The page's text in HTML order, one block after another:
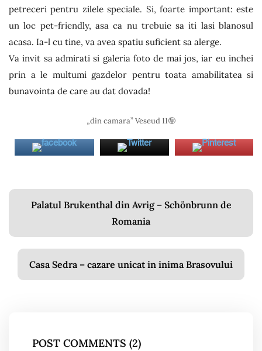
petreceri pentru zilele speciale. Si, foarte important: este
un loc pet-friendly, asa ca nu trebuie sa iti lasi blanosul
acasa. Ia-l cu tine, va avea spatiu suficient sa alerge.
Va invit sa admirati si galeria foto de mai jos, iar eu inchei
prin a le multumi gazdelor pentru toata amabilitatea si
bunavointa de care au dat dovada!
„din camara” Veseud 11🤪
Navigare
articole
Palatul Brukenthal din Avrig – Schönbrunn de
Romania
Casa Sedra – cazare unicat in inima Brasovului
POST COMMENTS (2)